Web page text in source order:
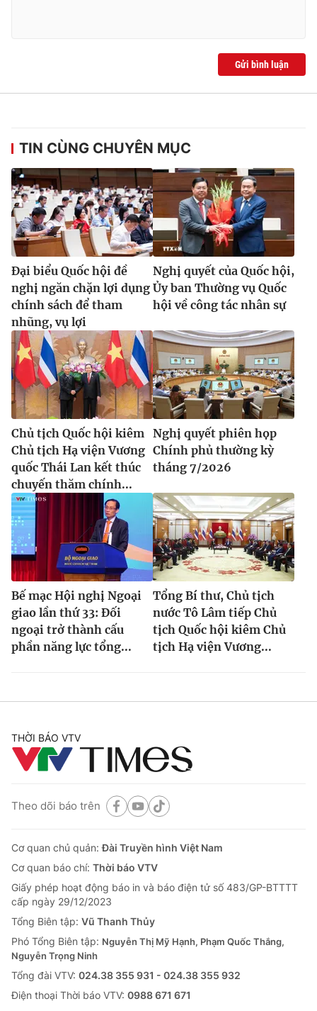
Gửi bình luận
TIN CÙNG CHUYÊN MỤC
Đại biểu Quốc hội đề
nghị ngăn chặn lợi dụng
chính sách để tham
nhũng, vụ lợi
Nghị quyết của Quốc hội,
Ủy ban Thường vụ Quốc
hội về công tác nhân sự
Chủ tịch Quốc hội kiêm
Chủ tịch Hạ viện Vương
quốc Thái Lan kết thúc
chuyến thăm chính...
Nghị quyết phiên họp
Chính phủ thường kỳ
tháng 7/2026
Bế mạc Hội nghị Ngoại
giao lần thứ 33: Đối
ngoại trở thành cấu
phần năng lực tổng...
Tổng Bí thư, Chủ tịch
nước Tô Lâm tiếp Chủ
tịch Quốc hội kiêm Chủ
tịch Hạ viện Vương...
THỜI BÁO VTV
Theo dõi báo trên
Cơ quan chủ quản:Đài Truyền hình Việt Nam
Cơ quan báo chí: Thời báo VTV
Giấy phép hoạt động báo in và báo điện tử số 483/GP-BTTTT
cấp ngày 29/12/2023
Tổng Biên tập: Vũ Thanh Thủy
Phó Tổng Biên tập: Nguyễn Thị Mỹ Hạnh, Phạm Quốc Thắng,
Nguyễn Trọng Ninh
Tổng đài VTV: 024.38 355 931 - 024.38 355 932
Ðiện thoại Thời báo VTV: 0988 671 671